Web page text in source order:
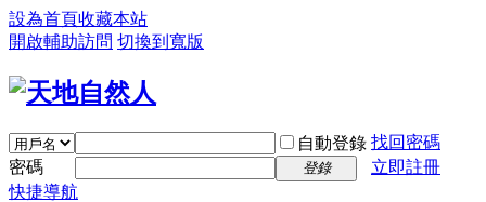
設為首頁收藏本站
開啟輔助訪問 切換到寬版
自動登錄 找回密碼
密碼
登錄
立即註冊
快捷導航